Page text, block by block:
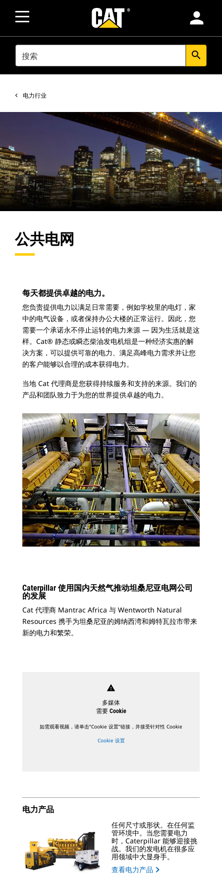
person
SEARCH search
电力行业
公共电网
每天都提供卓越的电力。
您负责提供电力以满足日常需要，例如学校里的电灯，家
中的电气设备，或者保持办公大楼的正常运行。因此，您
需要一个承诺永不停止运转的电力来源 — 因为生活就是这
样。Cat® 静态或瞬态柴油发电机组是一种经济实惠的解
决方案，可以提供可靠的电力、满足高峰电力需求并让您
的客户能够以合理的成本获得电力。
当地 Cat 代理商是您获得持续服务和支持的来源。我们的
产品和团队致力于为您的世界提供卓越的电力。
Caterpillar 使用国内天然气推动坦桑尼亚电网公司
的发展
Cat 代理商 Mantrac Africa 与 Wentworth Natural
Resources 携手为坦桑尼亚的姆纳西湾和姆特瓦拉市带来
新的电力和繁荣。
warning
多媒体
需要 Cookie
如需观看视频，请单击“Cookie 设置”链接，并接受针对性 Cookie
Cookie 设置
电力产品
任何尺寸或形状。在任何监
管环境中。当您需要电力
时，Caterpillar 能够迎接挑
战。我们的发电机在很多应
用领域中大显身手。
查看电力产品